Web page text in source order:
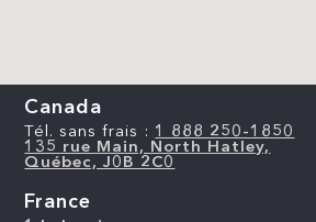
Canada
Tél. sans frais : 1 888 250-1850
135 rue Main, North Hatley,
Québec, J0B 2C0
France